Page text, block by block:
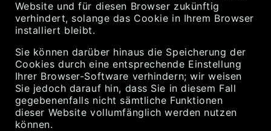
Website und für diesen Browser zukünftig
verhindert, solange das Cookie in Ihrem Browser
installiert bleibt.
Sie können darüber hinaus die Speicherung der
Cookies durch eine entsprechende Einstellung
Ihrer Browser-Software verhindern; wir weisen
Sie jedoch darauf hin, dass Sie in diesem Fall
gegebenenfalls nicht sämtliche Funktionen
dieser Website vollumfänglich werden nutzen
können.